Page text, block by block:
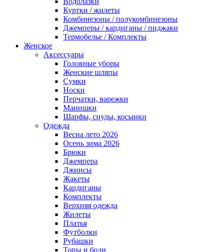
Куртки / жилеты
Комбинезоны / полукомбинезоны
Джемперы / кардиганы / пиджаки
Термобелье / Комплекты
Женское
Аксессуары
Головные уборы
Женские шляпы
Сумки
Носки
Перчатки, варежки
Манишки
Шарфы, снуды, косынки
Одежда
Весна лето 2026
Осень зима 2026
Брюки
Джемпера
Джинсы
Жакеты
Кардиганы
Комплекты
Верхняя одежда
Жилеты
Платья
Футболки
Рубашки
Топы и боди